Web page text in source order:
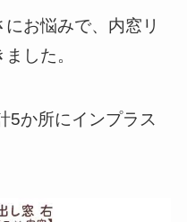
お悩みで、内窓リ
した。
5か所にインプラス